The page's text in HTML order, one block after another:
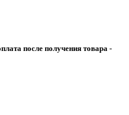
плата после получения товара -